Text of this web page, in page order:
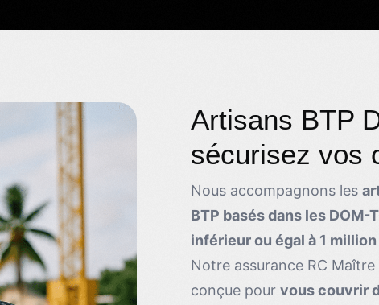
Artisans BTP
sécurisez vos
Nous accompagnons les
BTP basés dans les DOM-
inférieur ou égal à 1 million
Notre assurance RC
conçue pour vous couvrir